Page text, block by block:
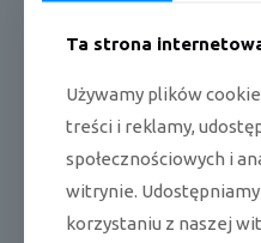
Osuszanie
Przepływ
powietrza
Ta strona
Używamy plików
treści i reklamy,
społecznościowych i
witrynie.
korzystaniu z naszej